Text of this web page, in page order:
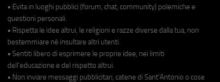
• Evita in luoghi pubblici (forum, chat, community) polemiche e
questioni personali.
• Rispetta le idee altrui, le religioni e razze diverse dalla tua, non
bestemmiare né insultare altri utenti.
• Sentiti libero di esprimere le proprie idee, nei limiti
dell'educazione e del rispetto altrui.
• Non inviare messaggi pubblicitari, catene di Sant'Antonio o cose